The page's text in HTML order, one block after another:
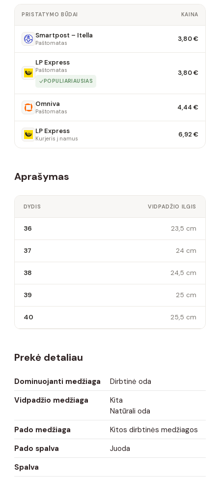
PRISTATYMO BŪDAI KAINA
Smartpost – Itella
Paštomatas 3,80 €
LP Express
Paštomatas
POPULIARIAUSIAS
3,80 €
Omniva
Paštomatas 4,44 €
LP Express
Kurjeris į namus 6,92 €
Aprašymas
DYDIS VIDPADŽIO ILGIS
36 23,5 cm
37 24 cm
38 24,5 cm
39 25 cm
40 25,5 cm
Prekė detaliau
Dominuojanti medžiaga
Dirbtinė oda
Vidpadžio medžiaga
Kita
Natūrali oda
Pado medžiaga
Kitos dirbtinės medžiagos
Pado spalva
Juoda
Spalva